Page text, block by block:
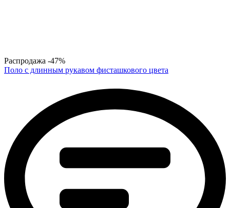
Распродажа -47%
Поло с длинным рукавом фисташкового цвета